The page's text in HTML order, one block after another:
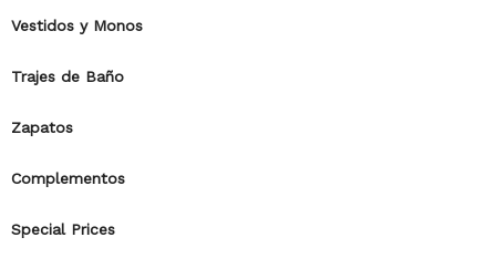
Vestidos y Monos
Trajes de Baño
Zapatos
Complementos
Special Prices